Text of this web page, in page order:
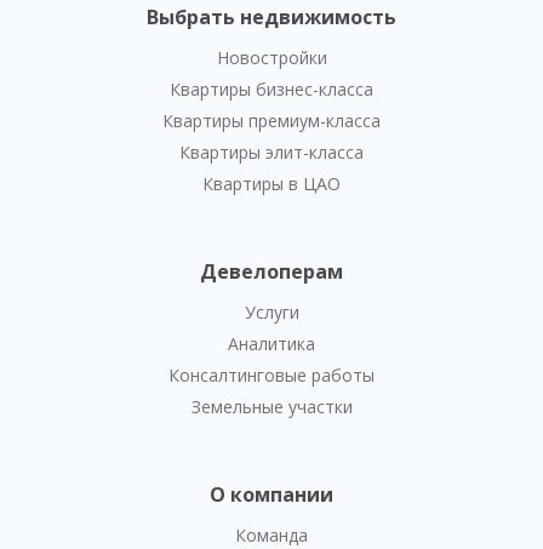
Выбрать недвижимость
Новостройки
Квартиры бизнес-класса
Квартиры премиум-класса
Квартиры элит-класса
Квартиры в ЦАО
Девелоперам
Услуги
Аналитика
Консалтинговые работы
Земельные участки
О компании
Команда